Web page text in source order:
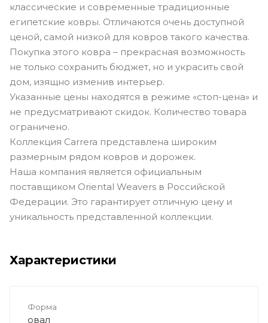
классические и современные традиционные
египетские ковры. Отличаются очень доступной
ценой, самой низкой для ковров такого качества.
Покупка этого ковра – прекрасная возможность
не только сохранить бюджет, но и украсить свой
дом, изящно изменив интерьер.
Указанные цены находятся в режиме «стоп-цена» и
не предусматривают скидок. Количество товара
ограничено.
Коллекция Carrera представлена широким
размерным рядом ковров и дорожек.
Наша компания является официальным
поставщиком Oriental Weavers в Российской
Федерации. Это гарантирует отличную цену и
уникальность представленной коллекции.
Характеристики
Форма
овал